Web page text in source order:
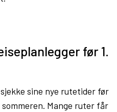
før 1.
sine nye rutetider før
sommeren. Mange ruter får